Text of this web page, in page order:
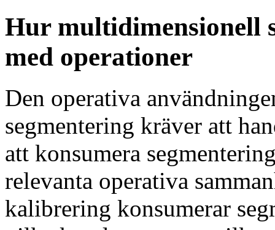
Hur multidimensionell
med operationer
Den operativa
segmentering kräver att
att konsumera
relevanta operativa
kalibrering konsumerar